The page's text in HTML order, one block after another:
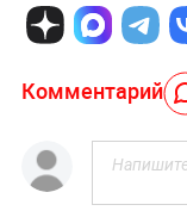
Комментарий